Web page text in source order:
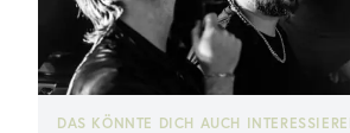
DAS KÖNNTE DICH AUCH